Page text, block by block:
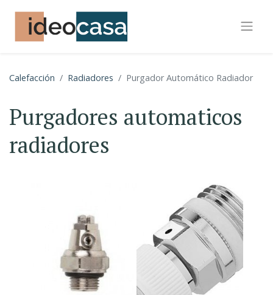
Calefacción Radiadores Purgador Automático Radiador
Purgadores automaticos
radiadores